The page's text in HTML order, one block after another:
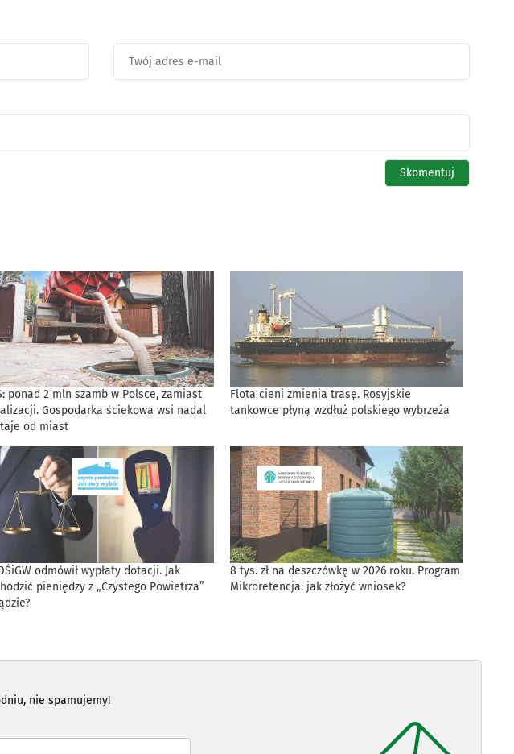
ponad 2 mln szamb w Polsce, zamiast
Gospodarka ściekowa wsi nadal
od miast
Flota cieni zmienia trasę. Rosyjskie
tankowce płyną wzdłuż polskiego wybrzeża
odmówił wypłaty dotacji. Jak
pieniędzy z „Czystego Powietrza”
8 tys. zł na deszczówkę w 2026 roku. Program
Mikroretencja: jak złożyć wniosek?
nie spamujemy!